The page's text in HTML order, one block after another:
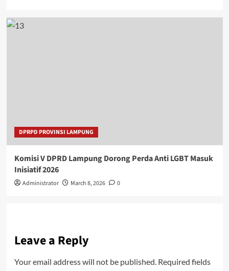
DPRPD PROVINSI LAMPUNG
Komisi V DPRD Lampung Dorong Perda Anti LGBT Masuk
Inisiatif 2026
Administrator March 8, 2026 0
Leave a Reply
Your email address will not be published. Required fields